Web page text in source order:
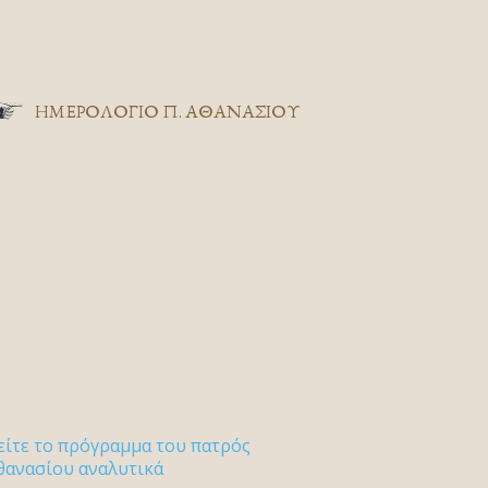
ΗΜΕΡΟΛΟΓΙΟ Π. ΑΘΑΝΑΣΙΟΥ
το πρόγραμμα του πατρός
αναλυτικά